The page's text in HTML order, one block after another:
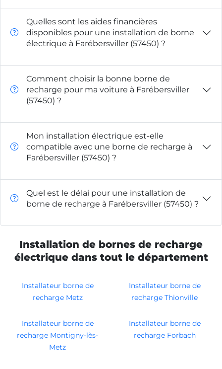
Quelles sont les aides financières
disponibles pour une installation de borne
électrique à Farébersviller (57450) ?
Comment choisir la bonne borne de
recharge pour ma voiture à Farébersviller
(57450) ?
Mon installation électrique est-elle
compatible avec une borne de recharge à
Farébersviller (57450) ?
Quel est le délai pour une installation de
borne de recharge à Farébersviller (57450) ?
Installation de bornes de recharge
électrique dans tout le département
Installateur borne de
recharge Metz
Installateur borne de
recharge Thionville
Installateur borne de
recharge Montigny-lès-
Metz
Installateur borne de
recharge Forbach